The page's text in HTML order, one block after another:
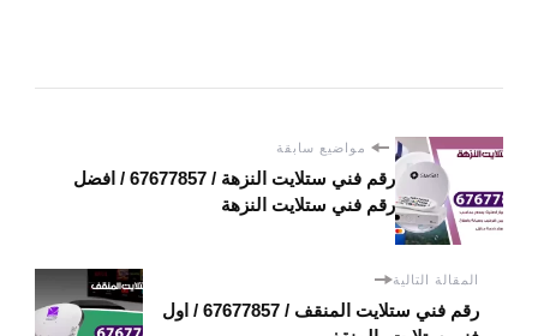
مواضيع سابقة
رقم فني ستلايت النزهة / 67677857 / افضل
رقم فني ستلايت النزهة
المقالة التالية
رقم فني ستلايت المنقف / 67677857 / اول